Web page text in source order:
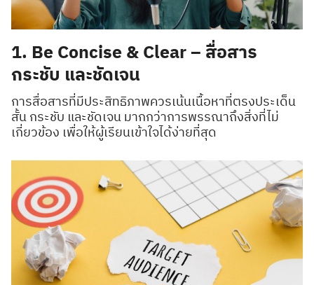
1. Be Concise & Clear – สื่อสาร
กระชับ และชัดเจน
การสื่อสารที่มีประสิทธิภาพควรเน้นเนื้อหาที่ตรงประเด็น
สั้น กระชับ และชัดเจน มากกว่าการพรรณาถึงสิ่งที่ไม่
เกี่ยวข้อง เพื่อให้ผู้เรียนเข้าใจได้ง่ายที่สุด